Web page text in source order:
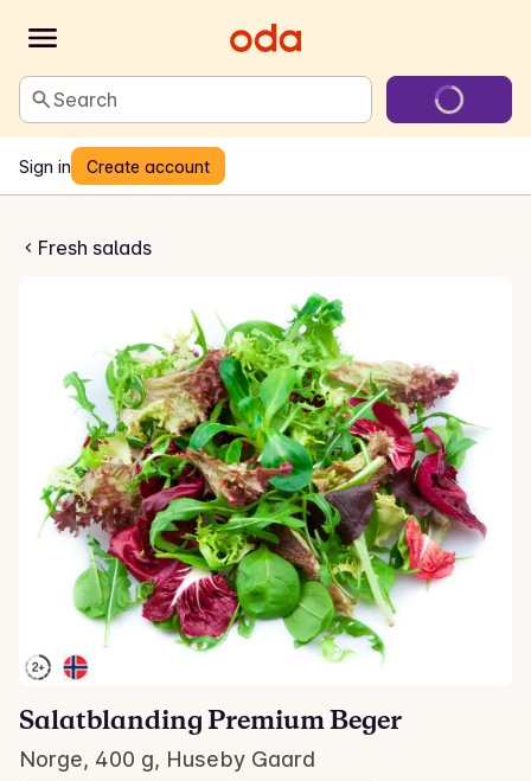
Search
Sign in Create account
Fresh salads
Premium Beger
Salatblanding Premium Beger
Norge, 400 g, Huseby Gaard